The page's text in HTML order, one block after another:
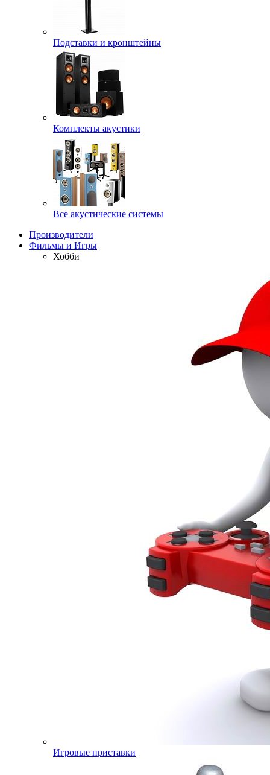
Подставки и кронштейны
Комплекты акустики
Все акустические системы
Производители
Фильмы и Игры
Хобби
Игровые приставки